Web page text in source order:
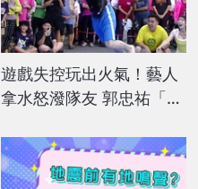
遊戲失控玩出火氣！藝人
拿水怒潑隊友 郭忠祐「打